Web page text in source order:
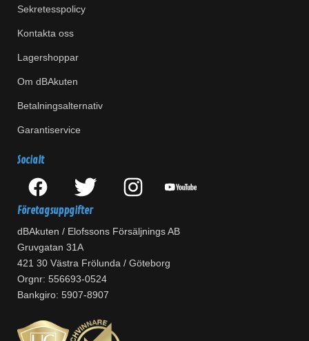
Sekretesspolicy
Kontakta oss
Lagershoppar
Om dBAkuten
Betalningsalternativ
Garantiservice
Socialt
Företagsuppgifter
dBAkuten / Elofssons Försäljnings AB
Gruvgatan 31A
421 30 Västra Frölunda / Göteborg
Orgnr: 556693-0524
Bankgiro: 5907-8907